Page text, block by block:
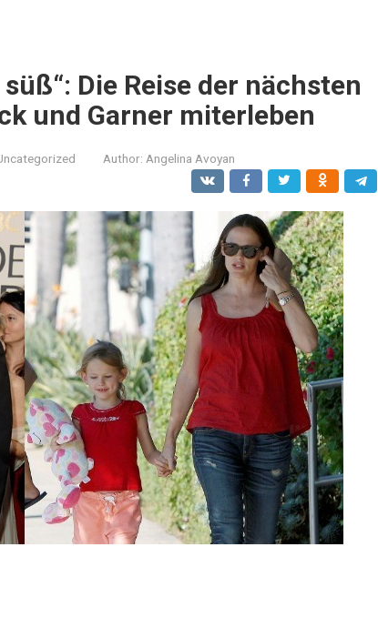
Die Reise der nächsten
und Garner miterleben
Author: Angelina Avoyan